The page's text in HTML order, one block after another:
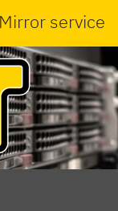
Mirror service